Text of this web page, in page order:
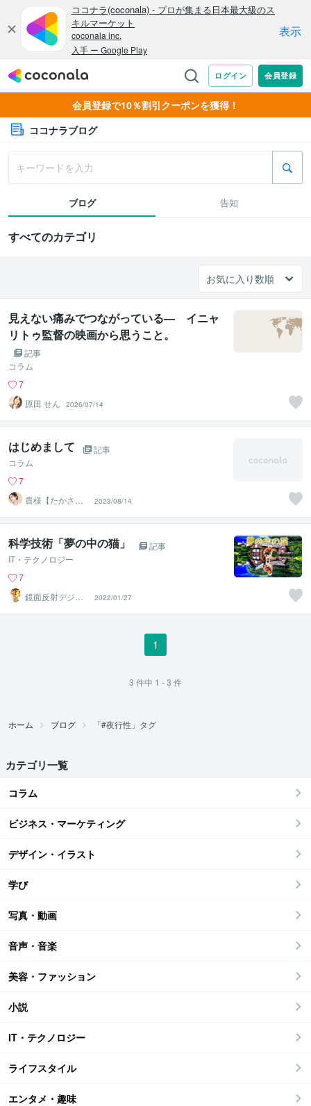
会員登録で10％割引クーポンを獲得！
ココナラブログ
ブログ 告知
すべてのカテゴリ
見えない痛みでつながっている— イニャ
リトゥ監督の映画から思うこと。
記事
コラム
7
原田 せん
2026/07/14
はじめまして
記事
コラム
7
貴様【たかさ
ま】TAKASAMA
2023/08/14
科学技術「夢の中の猫」
記事
IT・テクノロジー
7
鏡面反射デジタ
ルアート製作所
（鈴木穣）
2022/01/27
1
3 件中 1 - 3 件
ホーム ブログ 「#夜行性」タグ
カテゴリ一覧
コラム
ビジネス・マーケティング
デザイン・イラスト
学び
写真・動画
音声・音楽
美容・ファッション
小説
IT・テクノロジー
ライフスタイル
エンタメ・趣味